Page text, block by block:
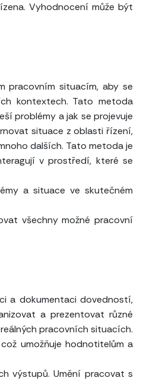
Vyhodnocení může být
pracovním situacím, aby se
kontextech. Tato metoda
problémy a jak se projevuje
situace z oblasti řízení,
dalších. Tato metoda je
v prostředí, které se
a situace ve skutečném
všechny možné pracovní
a dokumentaci dovedností,
a prezentovat různé
pracovních situacích.
umožňuje hodnotitelům a
výstupů. Umění pracovat s